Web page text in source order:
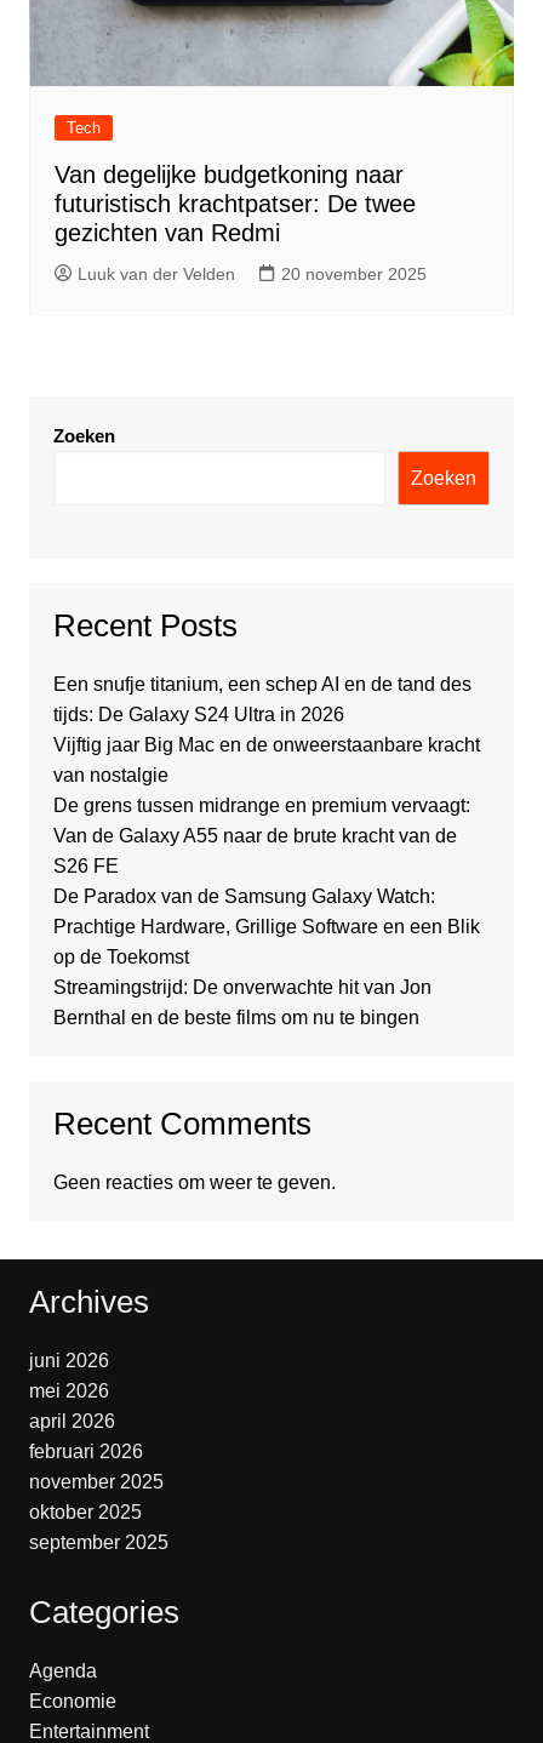
Tech
Van degelijke budgetkoning naar
futuristisch krachtpatser: De twee
gezichten van Redmi
Luuk van der Velden 20 november 2025
Zoeken
Zoeken
Recent Posts
Een snufje titanium, een schep AI en de tand des
tijds: De Galaxy S24 Ultra in 2026
Vijftig jaar Big Mac en de onweerstaanbare kracht
van nostalgie
De grens tussen midrange en premium vervaagt:
Van de Galaxy A55 naar de brute kracht van de
S26 FE
De Paradox van de Samsung Galaxy Watch:
Prachtige Hardware, Grillige Software en een Blik
op de Toekomst
Streamingstrijd: De onverwachte hit van Jon
Bernthal en de beste films om nu te bingen
Recent Comments
Geen reacties om weer te geven.
Archives
juni 2026
mei 2026
april 2026
februari 2026
november 2025
oktober 2025
september 2025
Categories
Agenda
Economie
Entertainment